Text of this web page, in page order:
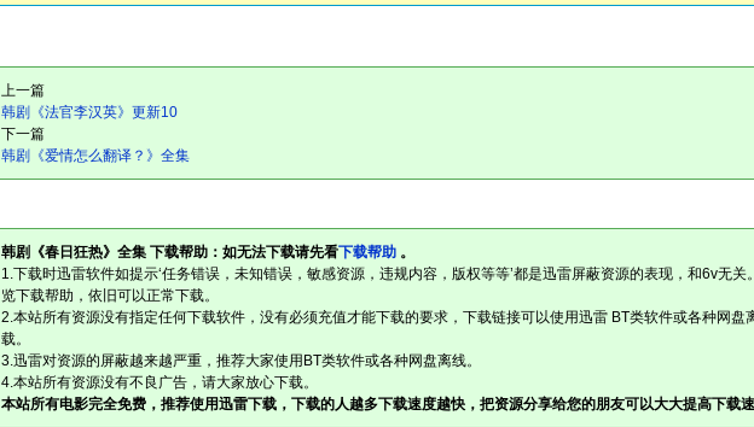
上一篇
韩剧《法官李汉英》更新10
下一篇
韩剧《爱情怎么翻译？》全集
韩剧《春日狂热》全集 下载帮助：如无法下载请先看下载帮助 。
1.下载时迅雷软件如提示‘任务错误，未知错误，敏感资源，违规内容，版权等等’都是迅雷屏蔽资源的表现，和6v无关
览下载帮助，依旧可以正常下载。
2.本站所有资源没有指定任何下载软件，没有必须充值才能下载的要求，下载链接可以使用迅雷 BT类软件或各种网盘
载。
3.迅雷对资源的屏蔽越来越严重，推荐大家使用BT类软件或各种网盘离线。
4.本站所有资源没有不良广告，请大家放心下载。
本站所有电影完全免费，推荐使用迅雷下载，下载的人越多下载速度越快，把资源分享给您的朋友可以大大提高下载速